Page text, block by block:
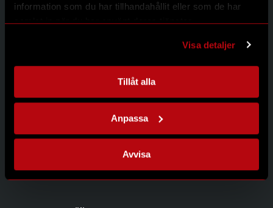
information som du har tillhandahållit eller som de har
samlat in när du har använt deras tjänster.
Visa detaljer
Tillåt alla
Anpassa
Avvisa
Kontakta oss
08-626 95 00
info@modernum.se
Måndag-Torsdag 08.00-16.30